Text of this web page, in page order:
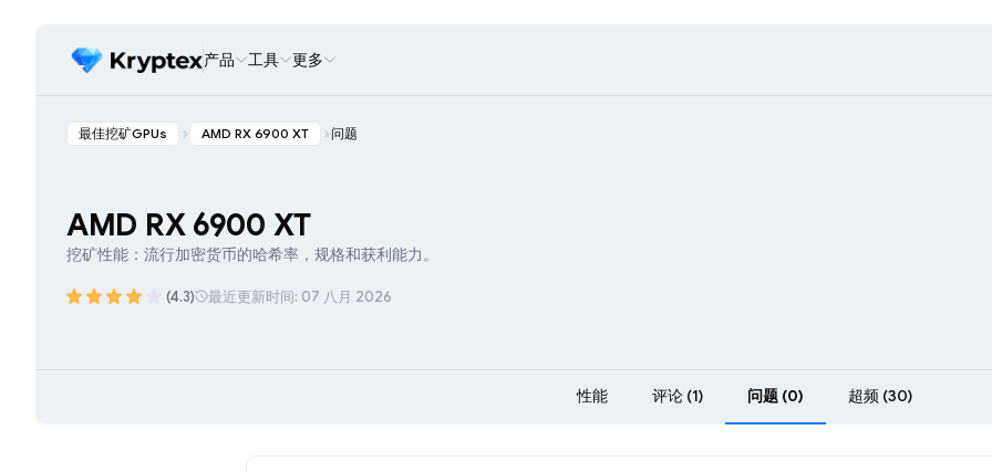
产品 工具 更多
最佳挖矿GPUs AMD RX 6900 XT 问题
AMD RX 6900 XT
挖矿性能：流行加密货币的哈希率，规格和获利能力。
(4.3) 最近更新时间: 07 八月 2026
性能 评论 (1) 问题 (0) 超频 (30)